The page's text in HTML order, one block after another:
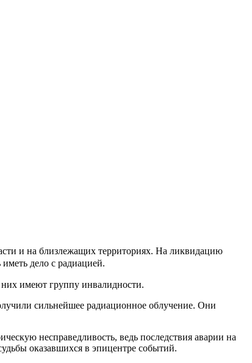
и на близлежащих территориях. На ликвидацию
дело с радиацией.
имеют группу инвалидности.
сильнейшее радиационное облучение. Они
несправедливость, ведь последствия аварии на
оказавшихся в эпицентре событий.